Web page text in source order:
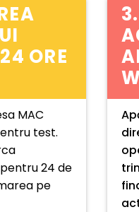
ORE
MAC
test.
24 de
pe